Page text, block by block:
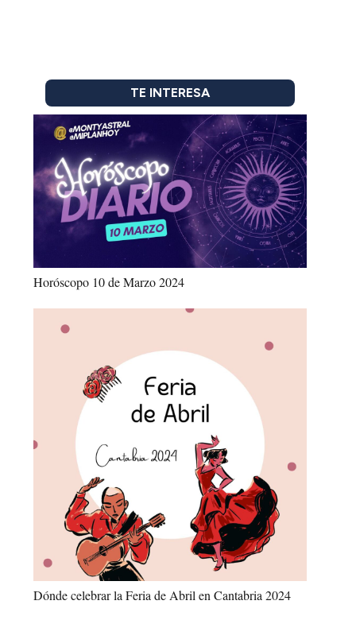
TE INTERESA
Horóscopo 10 de Marzo 2024
Dónde celebrar la Feria de Abril en Cantabria 2024